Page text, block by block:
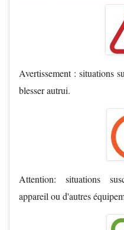
Avertissement : situations
blesser autrui.
Attention: situations
appareil ou d'autres